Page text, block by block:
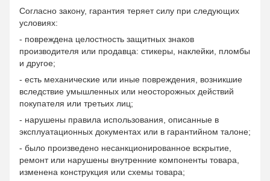
Согласно закону, гарантия теряет силу при следующих
условиях:
- повреждена целостность защитных знаков
производителя или продавца: стикеры, наклейки, пломбы
и другое;
- есть механические или иные повреждения, возникшие
вследствие умышленных или неосторожных действий
покупателя или третьих лиц;
- нарушены правила использования, описанные в
эксплуатационных документах или в гарантийном талоне;
- было произведено несанкционированное вскрытие,
ремонт или нарушены внутренние компоненты товара,
изменена конструкция или схемы товара;